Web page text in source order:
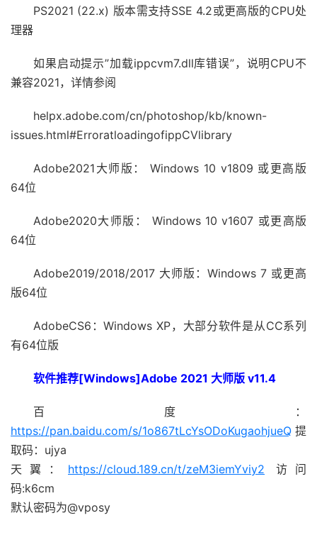
PS2021 (22.x) 版本需支持SSE 4.2或更高版的CPU处
理器
如果启动提示”加载ippcvm7.dll库错误”，说明CPU不
兼容2021，详情参阅
helpx.adobe.com/cn/photoshop/kb/known-
issues.html#ErroratloadingofippCVlibrary
Adobe2021大师版： Windows 10 v1809 或更高版
64位
Adobe2020大师版： Windows 10 v1607 或更高版
64位
Adobe2019/2018/2017 大师版：Windows 7 或更高
版64位
AdobeCS6：Windows XP，大部分软件是从CC系列
有64位版
软件推荐[Windows]Adobe 2021 大师版 v11.4
百度：
https://pan.baidu.com/s/1o867tLcYsODoKugaohjueQ 提
取码：ujya
天翼： https://cloud.189.cn/t/zeM3iemYviy2 访问
码:k6cm
默认密码为@vposy